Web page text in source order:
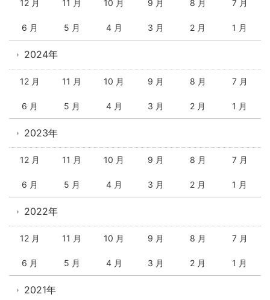
12 月 11 月 10 月 9 月 8 月 7 月
6 月 5 月 4 月 3 月 2 月 1 月
2024年
12 月 11 月 10 月 9 月 8 月 7 月
6 月 5 月 4 月 3 月 2 月 1 月
2023年
12 月 11 月 10 月 9 月 8 月 7 月
6 月 5 月 4 月 3 月 2 月 1 月
2022年
12 月 11 月 10 月 9 月 8 月 7 月
6 月 5 月 4 月 3 月 2 月 1 月
2021年